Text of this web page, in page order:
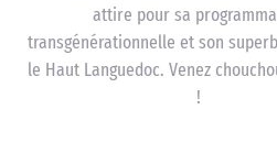
attire pour sa
transgénérationnelle et son
le Haut Languedoc. Venez
!